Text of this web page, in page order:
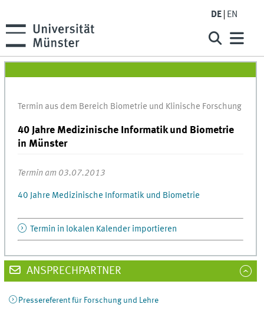
DE EN
Termin aus dem Bereich Biometrie und Klinische Forschung
40 Jahre Medizinische Informatik und Biometrie
in Münster
Termin am 03.07.2013
40 Jahre Medizinische Informatik und Biometrie
Termin in lokalen Kalender importieren
ANSPRECHPARTNER
Pressereferent für Forschung und Lehre